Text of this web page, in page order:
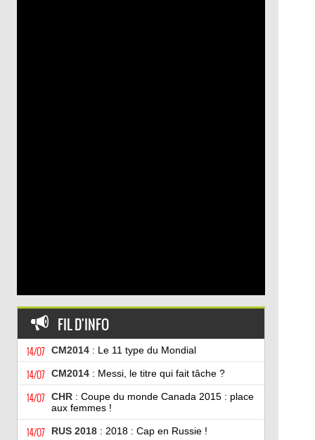
FIL D'INFO
14/07 CM2014: Le 11 type du Mondial
14/07 CM2014: Messi, le titre qui fait tâche ?
14/07 CHR: Coupe du monde Canada 2015 : place
aux femmes !
14/07 RUS 2018: 2018 : Cap en Russie !